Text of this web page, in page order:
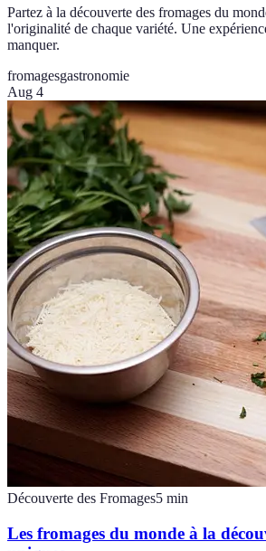
Partez à la découverte des fromages du
l'originalité de chaque variété. Une
manquer.
fromagesgastronomie
Aug 4
Découverte des Fromages5 min
Les fromages du monde à la